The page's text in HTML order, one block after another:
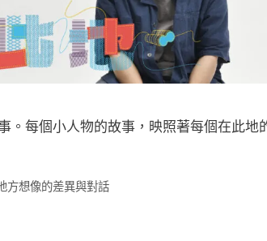
。每個小人物的故事，映照著每個在此
方想像的差異與對話